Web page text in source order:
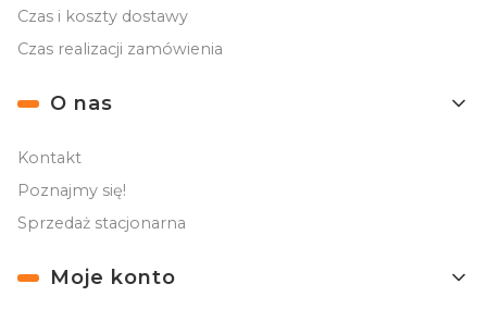
Czas i koszty dostawy
Czas realizacji zamówienia
O nas
Kontakt
Poznajmy się!
Sprzedaż stacjonarna
Moje konto